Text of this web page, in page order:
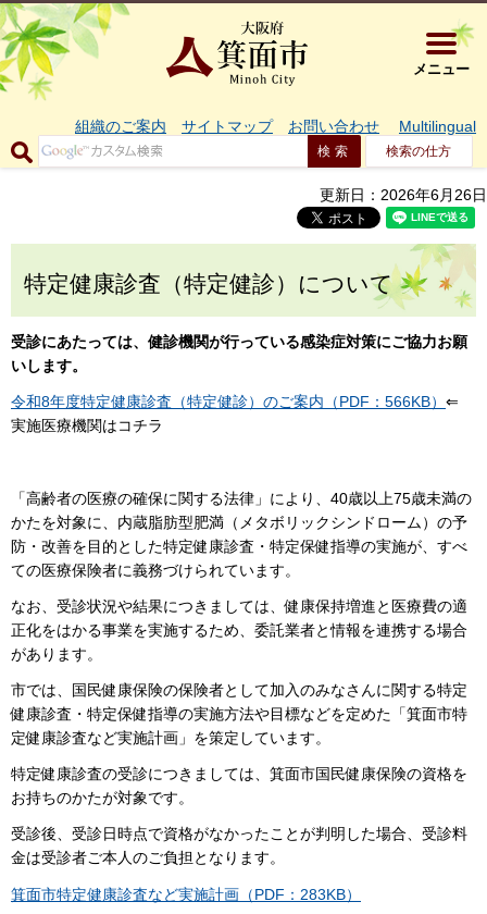
大阪府箕
メニュー
組織のご案内 サイトマップ お問い合わせ Multilingual
検索の仕方
更新日：2026年6月26日
特定健康診査（特定健診）について
受診にあたっては、健診機関が行っている感染症対策にご協力お願
いします。
令和8年度特定健康診査（特定健診）のご案内（PDF：566KB） ⇐
実施医療機関はコチラ
「高齢者の医療の確保に関する法律」により、40歳以上75歳未満の
かたを対象に、内蔵脂肪型肥満（メタボリックシンドローム）の予
防・改善を目的とした特定健康診査・特定保健指導の実施が、すべ
ての医療保険者に義務づけられています。
なお、受診状況や結果につきましては、健康保持増進と医療費の適
正化をはかる事業を実施するため、委託業者と情報を連携する場合
があります。
市では、国民健康保険の保険者として加入のみなさんに関する特定
健康診査・特定保健指導の実施方法や目標などを定めた「箕面市特
定健康診査など実施計画」を策定しています。
特定健康診査の受診につきましては、箕面市国民健康保険の資格を
お持ちのかたが対象です。
受診後、受診日時点で資格がなかったことが判明した場合、受診料
金は受診者ご本人のご負担となります。
箕面市特定健康診査など実施計画（PDF：283KB）